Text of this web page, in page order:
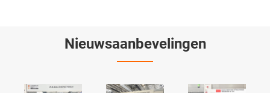
Nieuwsaanbevelingen